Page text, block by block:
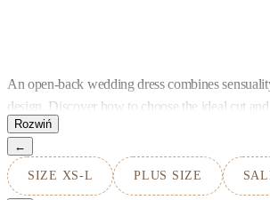
An open-back wedding dress combines
design. Discover how to choose the ideal cut
distinctive style.
←
SIZE XS-L PLUS SIZE